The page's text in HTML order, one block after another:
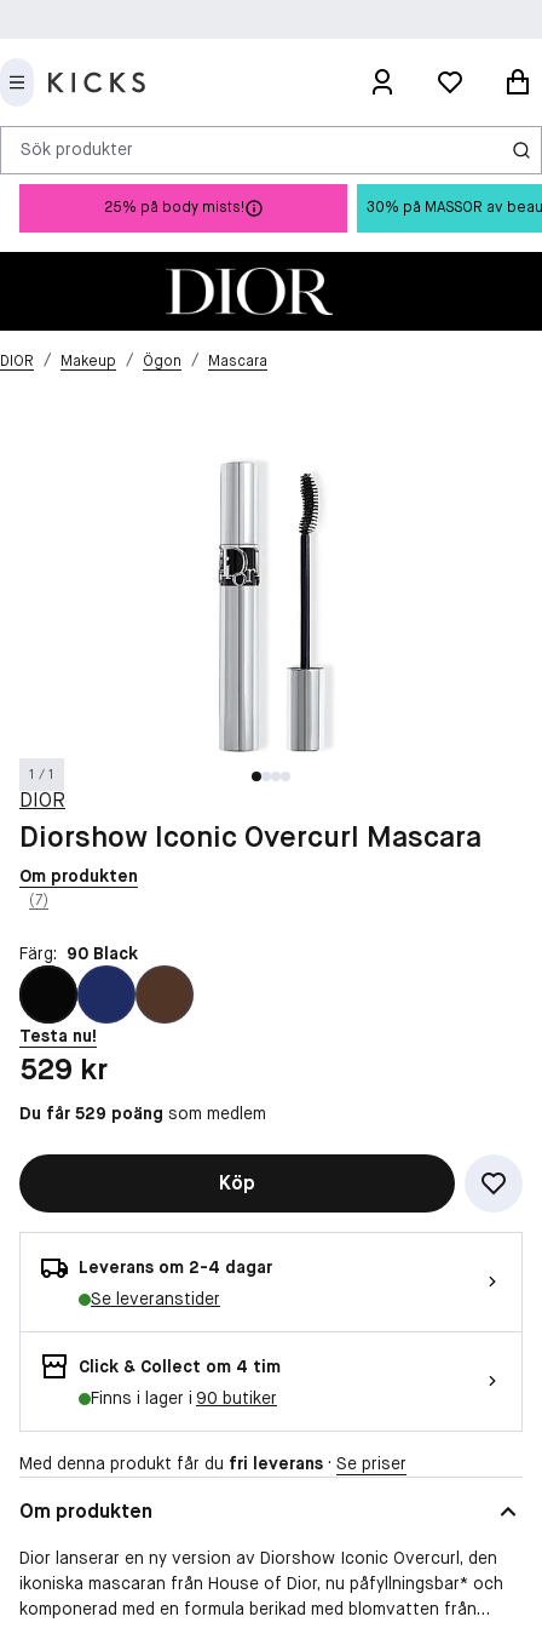
Sök produkter
25% på body mists! 30% på MASSOR av
DIOR / Makeup / Ögon / Mascara
1 / 1
DIOR
Diorshow Iconic Overcurl Mascara
Om produkten
(7)
Färg: 90 Black
Testa nu!
Pris: 529 kr
529 kr
Du får 529 poäng som medlem
Köp
Leverans om 2-4 dagar
Se leveranstider
Click & Collect om 4 tim
Finns i lager i 90 butiker
Med denna produkt får du fri leverans · Se priser
Om produkten
Dior lanserar en ny version av Diorshow Iconic Overcurl, den
ikoniska mascaran från House of Dior, nu påfyllningsbar* och
komponerad med en formula berikad med blomvatten från